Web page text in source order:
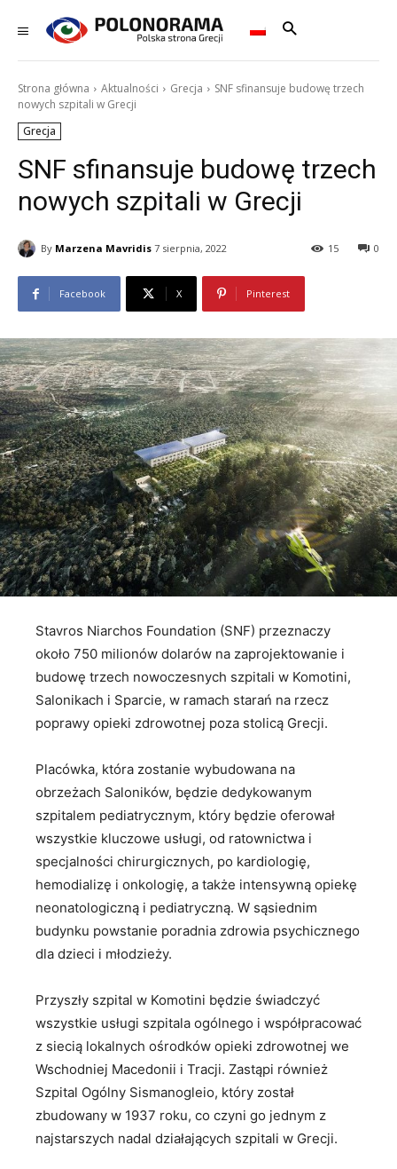
Strona główna Aktualności Grecja
SNF sfinansuje budowę trzech
nowych szpitali w Grecji
Grecja
SNF sfinansuje budowę trzech
nowych szpitali w Grecji
By Marzena Mavridis 7 sierpnia, 2022 0
15
Facebook X Pinterest
Stavros Niarchos Foundation (SNF) przeznaczy
około 750 milionów dolarów na zaprojektowanie i
budowę trzech nowoczesnych szpitali w Komotini,
Salonikach i Sparcie, w ramach starań na rzecz
poprawy opieki zdrowotnej poza stolicą Grecji.
Placówka, która zostanie wybudowana na
obrzeżach Saloników, będzie dedykowanym
szpitalem pediatrycznym, który będzie oferował
wszystkie kluczowe usługi, od ratownictwa i
specjalności chirurgicznych, po kardiologię,
hemodializę i onkologię, a także intensywną opiekę
neonatologiczną i pediatryczną. W sąsiednim
budynku powstanie poradnia zdrowia psychicznego
dla dzieci i młodzieży.
Przyszły szpital w Komotini będzie świadczyć
wszystkie usługi szpitala ogólnego i współpracować
z siecią lokalnych ośrodków opieki zdrowotnej we
Wschodniej Macedonii i Tracji. Zastąpi również
Szpital Ogólny Sismanogleio, który został
zbudowany w 1937 roku, co czyni go jednym z
najstarszych nadal działających szpitali w Grecji.